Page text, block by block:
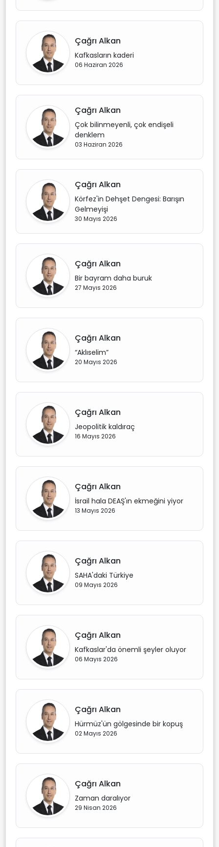
Çağrı Alkan
Kafkasların kaderi
06 Haziran 2026
Çağrı Alkan
Çok bilinmeyenli, çok endişeli
denklem
03 Haziran 2026
Çağrı Alkan
Körfez'in Dehşet Dengesi: Barışın
Gelmeyişi
30 Mayıs 2026
Çağrı Alkan
Bir bayram daha buruk
27 Mayıs 2026
Çağrı Alkan
“Aklıselim”
20 Mayıs 2026
Çağrı Alkan
Jeopolitik kaldıraç
16 Mayıs 2026
Çağrı Alkan
İsrail hala DEAŞ'ın ekmeğini yiyor
13 Mayıs 2026
Çağrı Alkan
SAHA'daki Türkiye
09 Mayıs 2026
Çağrı Alkan
Kafkaslar'da önemli şeyler oluyor
06 Mayıs 2026
Çağrı Alkan
Hürmüz'ün gölgesinde bir kopuş
02 Mayıs 2026
Çağrı Alkan
Zaman daralıyor
29 Nisan 2026